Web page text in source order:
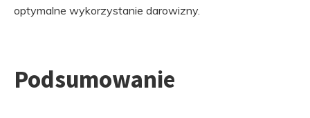
optymalne wykorzystanie darowizny.
Podsumowanie